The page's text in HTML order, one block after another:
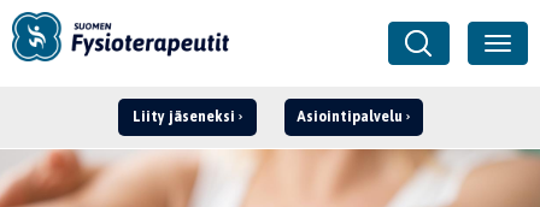
Liity jäseneksi Asiointipalvelu
Kirjaudu ›